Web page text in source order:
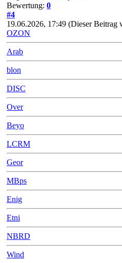
Bewertung: 0
#4
19.06.2026, 17:49 (Dieser Beitrag
OZON
Arab
blon
DISC
Over
Beyo
LCRM
Geor
MBps
Enig
Etni
NBRD
Wind